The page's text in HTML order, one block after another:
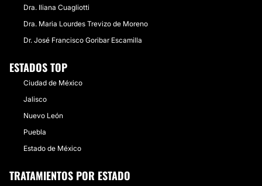
Dra. Iliana Cuagliotti
Dra. Maria Lourdes Trevizo de Moreno
Dr. José Francisco Goribar Escamilla
ESTADOS TOP
Ciudad de México
Jalisco
Nuevo León
Puebla
Estado de México
TRATAMIENTOS POR ESTADO